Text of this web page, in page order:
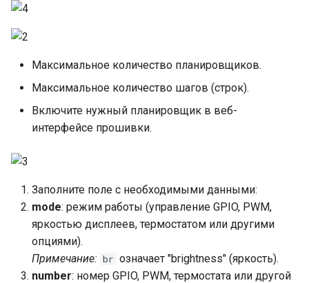
Максимальное количество планировщиков.
Максимальное количество шагов (строк).
Включите нужный планировщик в веб-
интерфейсе прошивки.
Заполните поле с необходимыми данными:
mode: режим работы (управление GPIO, PWM,
яркостью дисплеев, термостатом или другими
опциями).
Примечание: br означает "brightness" (яркость).
number: номер GPIO, PWM, термостата или другой